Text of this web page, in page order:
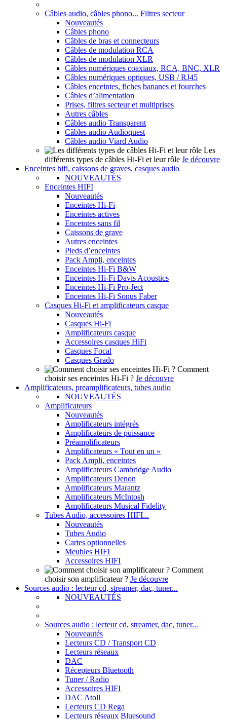
Câbles audio, câbles phono... Filtres secteur
Nouveautés
Câbles phono
Câbles de bras et connecteurs
Câbles de modulation RCA
Câbles de modulation XLR
Câbles numériques coaxiaux, RCA, BNC, XLR
Câbles numériques optiques, USB / RJ45
Câbles enceintes, fiches bananes et fourches
Câbles d’alimentation
Prises, filtres secteur et multiprises
Autres câbles
Câbles audio Transparent
Câbles audio Audioquest
Câbles audio Viard Audio
Les
différents types de câbles Hi-Fi et leur rôle Je découvre
Enceintes hifi, caissons de graves, casques audio
NOUVEAUTÉS
Enceintes HIFI
Nouveautés
Enceintes Hi-Fi
Enceintes actives
Enceintes sans fil
Caissons de grave
Autres enceintes
Pieds d’enceintes
Pack Ampli, enceintes
Enceintes Hi-Fi B&W
Enceintes Hi-Fi Davis Acoustics
Enceintes Hi-Fi Pro-Ject
Enceintes Hi-Fi Sonus Faber
Casques Hi-Fi et amplificateurs casque
Nouveautés
Casques Hi-Fi
Amplificateurs casque
Accessoires casques HiFi
Casques Focal
Casques Grado
Comment
choisir ses enceintes Hi-Fi ? Je découvre
Amplificateurs, preamplificateurs, tubes audio
NOUVEAUTÉS
Amplificateurs
Nouveautés
Amplificateurs intégrés
Amplificateurs de puissance
Préamplificateurs
Amplificateurs « Tout en un »
Pack Ampli, enceintes
Amplificateurs Cambridge Audio
Amplificateurs Denon
Amplificateurs Marantz
Amplificateurs McIntosh
Amplificateurs Musical Fidelity
Tubes Audio, accessoires HIFI...
Nouveautés
Tubes Audio
Cartes optionnelles
Meubles HIFI
Accessoires HIFI
Comment
choisir son amplificateur ? Je découvre
Sources audio : lecteur cd, streamer, dac, tuner...
NOUVEAUTÉS
Sources audio : lecteur cd, streamer, dac, tuner...
Nouveautés
Lecteurs CD / Transport CD
Lecteurs réseaux
DAC
Récepteurs Bluetooth
Tuner / Radio
Accessoires HIFI
DAC Atoll
Lecteurs CD Rega
Lecteurs réseaux Bluesound